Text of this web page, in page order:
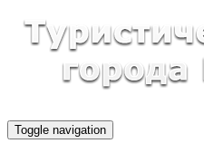
Toggle navigation